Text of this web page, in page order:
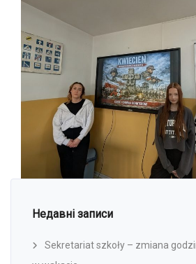
Недавні записи
Sekretariat szkoły – zmiana